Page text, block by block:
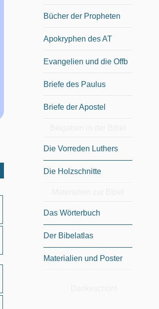
Bücher der Propheten
Apokryphen des AT
Evangelien und die Offb
Briefe des Paulus
Briefe der Apostel
Die Vorreden Luthers
Die Holzschnitte
Das Wörterbuch
Der Bibelatlas
Materialien und Poster